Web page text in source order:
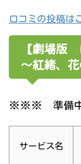
口コミの投稿は
【劇場版
～紅緒、
※※※ 準備
サービス名